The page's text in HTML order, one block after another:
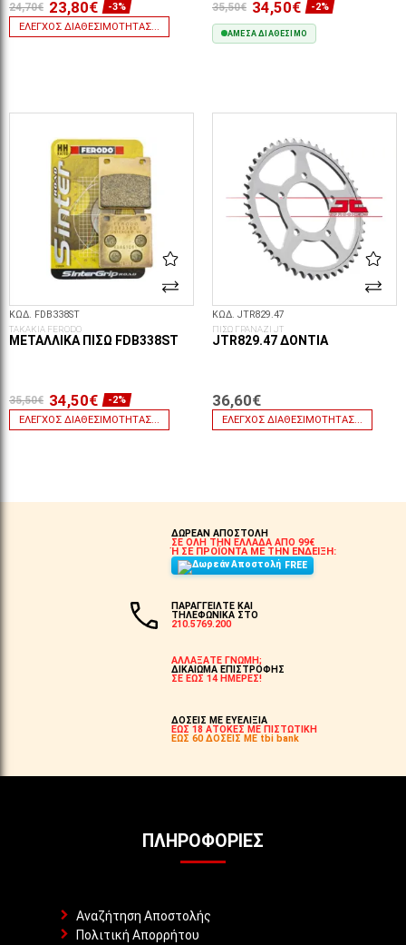
24,70€ 23,80€
-3%
ΈΛΕΓΧΟΣ ΔΙΑΘΕΣΙΜΌΤΗΤΑΣ...
35,50€ 34,50€ -2%
ΆΜΕΣΑ ΔΙΑΘΈΣΙΜΟ
ΚΩΔ. FDB338ST
ΤΑΚΑΚΙΑ FERODO
ΜΕΤΑΛΛΙΚΆ ΠΊΣΩ FDB338ST
35,50€ 34,50€
-2%
ΈΛΕΓΧΟΣ ΔΙΑΘΕΣΙΜΌΤΗΤΑΣ...
ΚΩΔ. JTR829.47
ΠΙΣΩ ΓΡΑΝΑΖΙ JT
JTR829.47 ΔΌΝΤΙΑ
36,60€
ΈΛΕΓΧΟΣ ΔΙΑΘΕΣΙΜΌΤΗΤΑΣ...
ΔΩΡΕΑΝ ΑΠΟΣΤΟΛΗ
ΣΕ ΟΛΗ ΤΗΝ ΕΛΛΑΔΑ ΑΠΟ 99€
Ή ΣΕ ΠΡΟΪΟΝΤΑ ΜΕ ΤΗΝ ΕΝΔΕΙΞΗ:
FREE
ΠΑΡΑΓΓΕΙΛΤΕ ΚΑΙ
ΤΗΛΕΦΩΝΙΚΑ ΣΤΟ
210.5769.200
ΑΛΛΑΞΑΤΕ ΓΝΩΜΗ;
ΔΙΚΑΙΩΜΑ ΕΠΙΣΤΡΟΦΗΣ
ΣΕ ΕΩΣ 14 ΗΜΕΡΕΣ!
ΔΟΣΕΙΣ ΜΕ ΕΥΕΛΙΞΙΑ
ΕΩΣ 18 ΑΤΟΚΕΣ ΜΕ ΠΙΣΤΩΤΙΚΗ
ΕΩΣ 60 ΔΟΣΕΙΣ ΜΕ tbi bank
ΠΛΗΡΟΦΟΡΊΕΣ
Αναζήτηση Αποστολής
Πολιτική Απορρήτου